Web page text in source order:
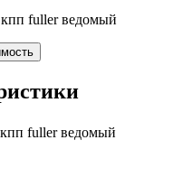
fuller ведомый
fuller ведомый